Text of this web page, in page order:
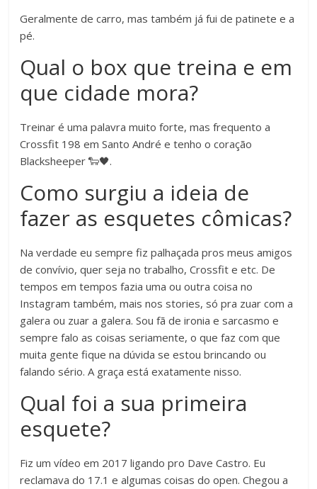
Geralmente de carro, mas também já fui de patinete e a
pé.
Qual o box que treina e em
que cidade mora?
Treinar é uma palavra muito forte, mas frequento a
Crossfit 198 em Santo André e tenho o coração
Blacksheeper 🐑🖤.
Como surgiu a ideia de
fazer as esquetes cômicas?
Na verdade eu sempre fiz palhaçada pros meus amigos
de convívio, quer seja no trabalho, Crossfit e etc. De
tempos em tempos fazia uma ou outra coisa no
Instagram também, mais nos stories, só pra zuar com a
galera ou zuar a galera. Sou fã de ironia e sarcasmo e
sempre falo as coisas seriamente, o que faz com que
muita gente fique na dúvida se estou brincando ou
falando sério. A graça está exatamente nisso.
Qual foi a sua primeira
esquete?
Fiz um vídeo em 2017 ligando pro Dave Castro. Eu
reclamava do 17.1 e algumas coisas do open. Chegou a